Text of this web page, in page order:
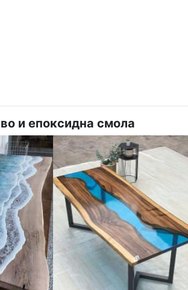
и епоксидна смола